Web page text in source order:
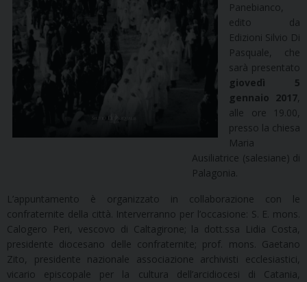
Panebianco,
edito da
Edizioni Silvio Di
Pasquale, che
sarà presentato
giovedì 5
gennaio 2017,
alle ore 19.00,
presso la chiesa
Maria
Ausiliatrice (salesiane) di
Palagonia.
L’appuntamento è organizzato in collaborazione con le
confraternite della città. Interverranno per l’occasione: S. E. mons.
Calogero Peri, vescovo di Caltagirone; la dott.ssa Lidia Costa,
presidente diocesano delle confraternite; prof. mons. Gaetano
Zito, presidente nazionale associazione archivisti ecclesiastici,
vicario episcopale per la cultura dell’arcidiocesi di Catania,